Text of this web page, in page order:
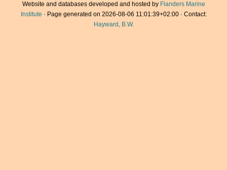
Website and databases developed and hosted by Flanders Marine
Institute · Page generated on 2026-08-06 11:01:39+02:00 · Contact:
Hayward, B.W.